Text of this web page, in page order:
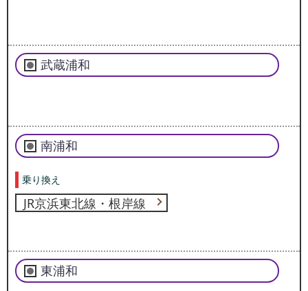
武蔵浦和
南浦和
乗り換え
JR京浜東北線・根岸線
東浦和